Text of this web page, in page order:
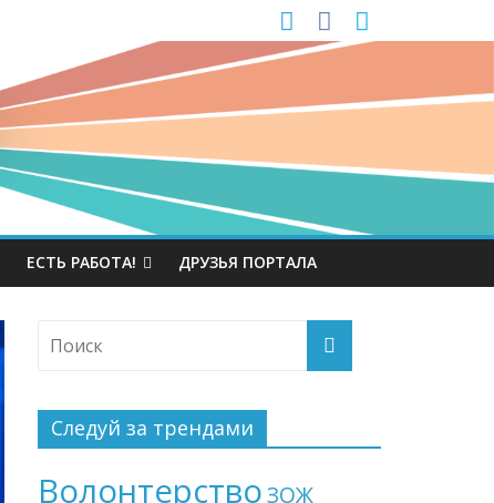
ЕСТЬ РАБОТА! ДРУЗЬЯ ПОРТАЛА
Следуй за трендами
ВолонтерствоЗОЖ